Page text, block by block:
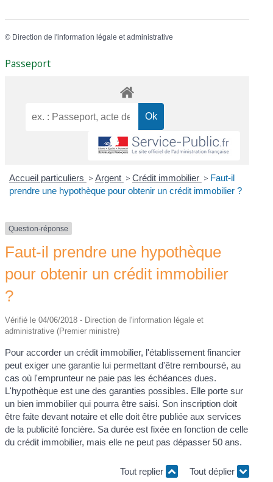
© Direction de l'information légale et administrative
Passeport
Accueil particuliers > Argent > Crédit immobilier > Faut-il
prendre une hypothèque pour obtenir un crédit immobilier ?
Question-réponse
Faut-il prendre une hypothèque
pour obtenir un crédit immobilier
?
Vérifié le 04/06/2018 - Direction de l'information légale et
administrative (Premier ministre)
Pour accorder un crédit immobilier, l'établissement financier
peut exiger une garantie lui permettant d'être remboursé, au
cas où l'emprunteur ne paie pas les échéances dues.
L'hypothèque est une des garanties possibles. Elle porte sur
un bien immobilier qui pourra être saisi. Son inscription doit
être faite devant notaire et elle doit être publiée aux services
de la publicité foncière. Sa durée est fixée en fonction de celle
du crédit immobilier, mais elle ne peut pas dépasser 50 ans.
Tout replier Tout déplier